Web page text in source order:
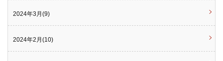
2024年3月(9)
2024年2月(10)